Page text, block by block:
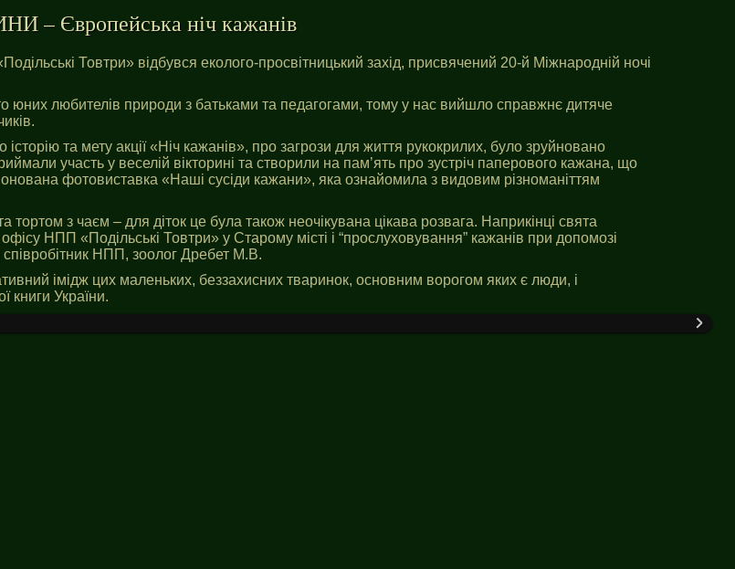
– Європейська ніч кажанів
Товтри» відбувся еколого-просвітницький захід, присвячений 20-й Міжнародній ночі
любителів природи з батьками та педагогами, тому у нас вийшло справжнє дитяче
та мету акції «Ніч кажанів», про загрози для життя рукокрилих, було зруйновано
участь у веселій вікторині та створили на пам’ять про зустріч паперового кажана, що
фотовиставка «Наші сусіди кажани», яка ознайомила з видовим різноманіттям
з чаєм – для діток це була також неочікувана цікава розвага. Наприкінці свята
НПП «Подільські Товтри» у Старому місті і “прослуховування” кажанів при допомозі
співробітник НПП, зоолог Дребет М.В.
імідж цих маленьких, беззахисних тваринок, основним ворогом яких є люди, і
книги України.